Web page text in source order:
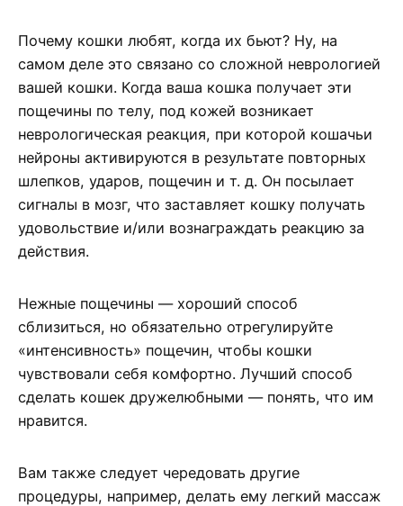
Почему кошки любят, когда их бьют? Ну, на
самом деле это связано со сложной неврологией
вашей кошки. Когда ваша кошка получает эти
пощечины по телу, под кожей возникает
неврологическая реакция, при которой кошачьи
нейроны активируются в результате повторных
шлепков, ударов, пощечин и т. д. Он посылает
сигналы в мозг, что заставляет кошку получать
удовольствие и/или вознаграждать реакцию за
действия.
Нежные пощечины — хороший способ
сблизиться, но обязательно отрегулируйте
«интенсивность» пощечин, чтобы кошки
чувствовали себя комфортно. Лучший способ
сделать кошек дружелюбными — понять, что им
нравится.
Вам также следует чередовать другие
процедуры, например, делать ему легкий массаж